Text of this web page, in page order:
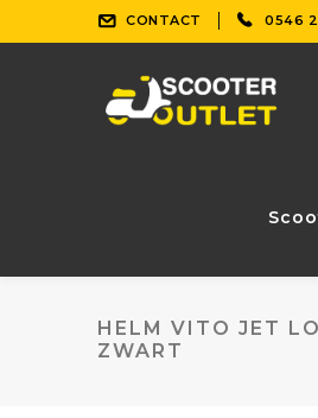
CONTACT 0546
HELM VITO JET
ZWART